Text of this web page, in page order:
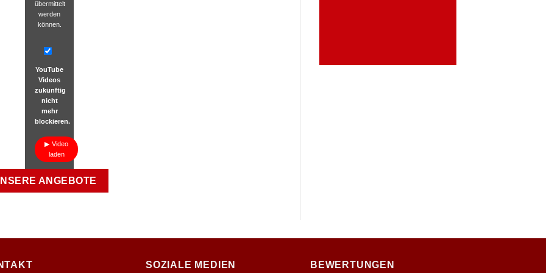
übermittelt
werden
können.
YouTube
Videos
zukünftig
nicht
mehr
blockieren.
Video
laden
ANGEBOTE
SOZIALE MEDIEN BEWERTUNGEN